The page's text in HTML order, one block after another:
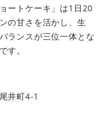
ートケーキ」は1日20
の甘さを活かし、生
ランスが三位一体とな
す。
井町4-1